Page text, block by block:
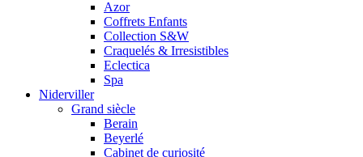
Azor
Coffrets Enfants
Collection S&W
Craquelés & Irresistibles
Eclectica
Spa
Niderviller
Grand siècle
Berain
Beyerlé
Cabinet de curiosité